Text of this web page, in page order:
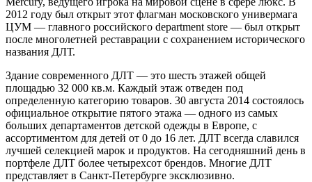
2012 году был открыт этот флагман московского универмага
ЦУМ — главного российского department store — был открыт
после многолетней реставрации с сохранением исторического
названия ДЛТ.
Здание современного ДЛТ — это шесть этажей общей
площадью 32 000 кв.м. Каждый этаж отведен под
определенную категорию товаров. 30 августа 2014 состоялось
официальное открытие пятого этажа — одного из самых
больших департаментов детской одежды в Европе, с
ассортиментом для детей от 0 до 16 лет. ДЛТ всегда славился
лучшей селекцией марок и продуктов. На сегодняшний день в
портфеле ДЛТ более четырехсот брендов. Многие ДЛТ
представляет в Санкт-Петербурге эксклюзивно.